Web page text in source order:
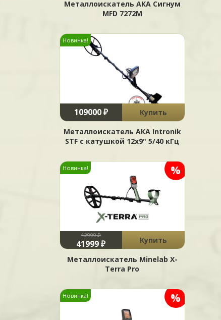
Металлоискатель АКА Сигнум
MFD 7272М
Новинка!
109000 ₽
Купить
Металлоискатель АКА Intronik
STF c катушкой 12x9" 5/40 кГц
%
Новинка!
42999 ₽
41999 ₽
Купить
Металлоискатель Minelab X-
Terra Pro
%
Новинка!